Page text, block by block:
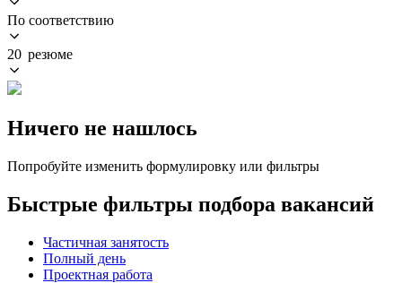
По соответствию
20 резюме
Ничего не нашлось
Попробуйте изменить формулировку или фильтры
Быстрые фильтры подбора вакансий
Частичная занятость
Полный день
Проектная работа